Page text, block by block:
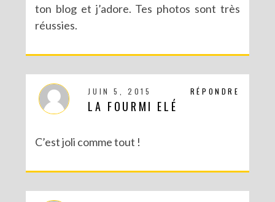
ton blog et j’adore. Tes photos sont très
réussies.
RÉPONDRE
JUIN 5, 2015
LA FOURMI ELÉ
C’est joli comme tout !